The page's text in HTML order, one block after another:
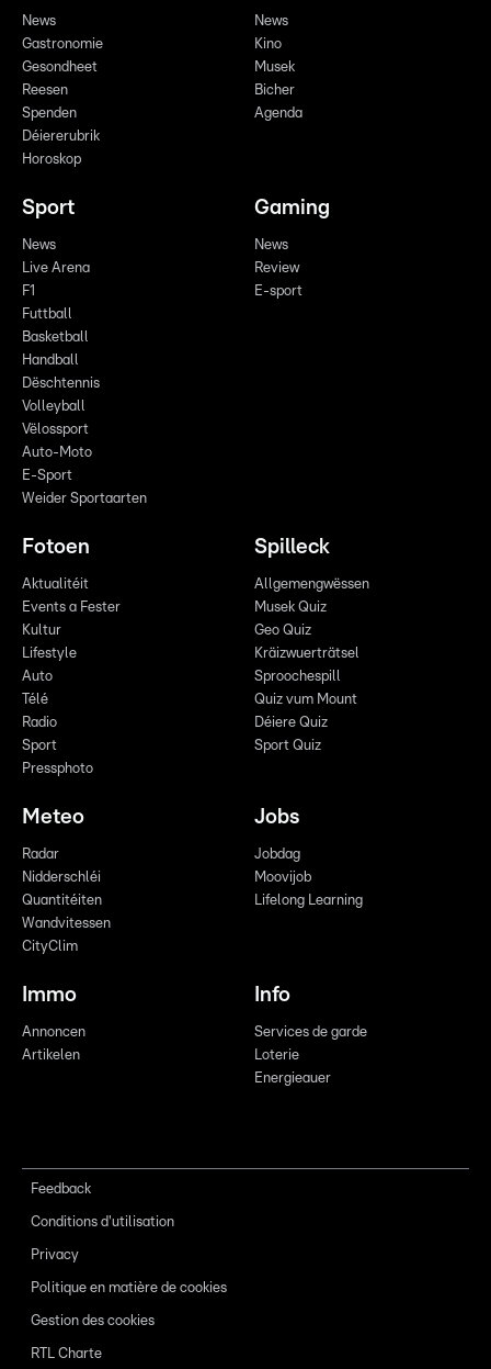
News
Gastronomie
Gesondheet
Reesen
Spenden
Déiererubrik
Horoskop
News
Kino
Musek
Bicher
Agenda
Sport
News
Live Arena
F1
Futtball
Basketball
Handball
Dëschtennis
Volleyball
Vëlossport
Auto-Moto
E-Sport
Weider Sportaarten
Gaming
News
Review
E-sport
Fotoen
Aktualitéit
Events a Fester
Kultur
Lifestyle
Auto
Télé
Radio
Sport
Pressphoto
Spilleck
Allgemengwëssen
Musek Quiz
Geo Quiz
Kräizwuerträtsel
Sproochespill
Quiz vum Mount
Déiere Quiz
Sport Quiz
Meteo
Radar
Nidderschléi
Quantitéiten
Wandvitessen
CityClim
Jobs
Jobdag
Moovijob
Lifelong Learning
Immo
Annoncen
Artikelen
Info
Services de garde
Loterie
Energieauer
Feedback
Conditions d'utilisation
Privacy
Politique en matière de cookies
Gestion des cookies
RTL Charte